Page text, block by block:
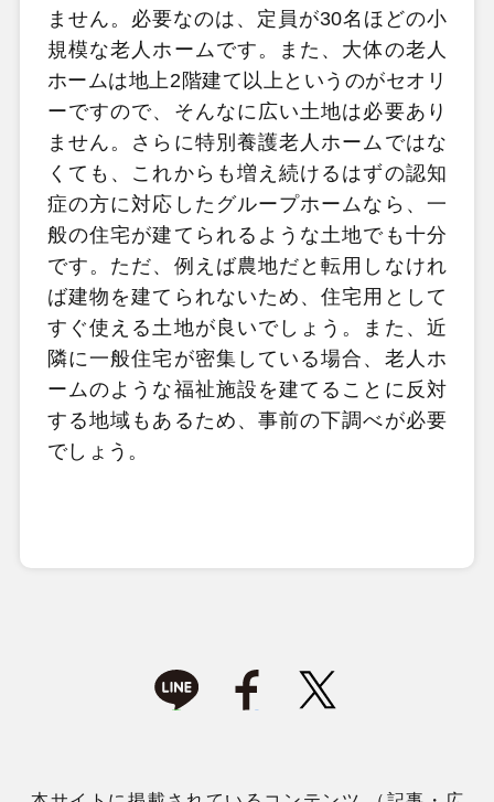
ません。必要なのは、定員が30名ほどの小
規模な老人ホームです。また、大体の老人
ホームは地上2階建て以上というのがセオリ
ーですので、そんなに広い土地は必要あり
ません。さらに特別養護老人ホームではな
くても、これからも増え続けるはずの認知
症の方に対応したグループホームなら、一
般の住宅が建てられるような土地でも十分
です。ただ、例えば農地だと転用しなけれ
ば建物を建てられないため、住宅用として
すぐ使える土地が良いでしょう。また、近
隣に一般住宅が密集している場合、老人ホ
ームのような福祉施設を建てることに反対
する地域もあるため、事前の下調べが必要
でしょう。